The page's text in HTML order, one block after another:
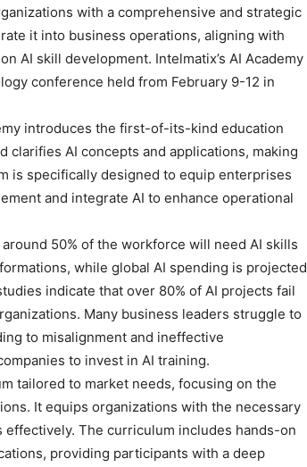
with a comprehensive and strategic
it into business operations, aligning with
AI skill development. Intelmatix’s AI Academy
conference held from February 9-12 in
introduces the first-of-its-kind education
AI concepts and applications, making
is specifically designed to equip enterprises
and integrate AI to enhance operational
50% of the workforce will need AI skills
while global AI spending is projected
indicate that over 80% of AI projects fail
Many business leaders struggle to
to misalignment and ineffective
to invest in AI training.
tailored to market needs, focusing on the
It equips organizations with the necessary
effectively. The curriculum includes hands-on
providing participants with a deep